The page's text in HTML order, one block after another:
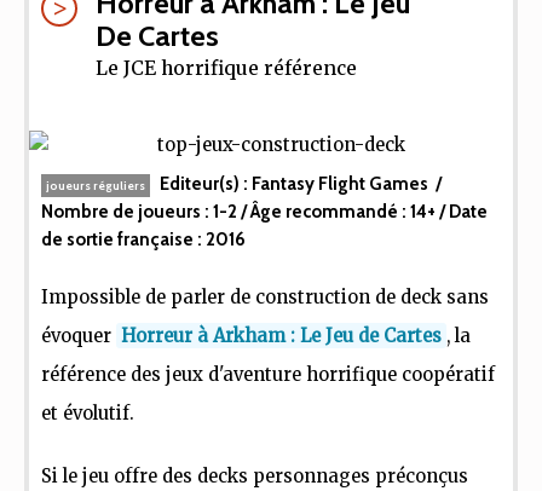
De Cartes
Le JCE horrifique référence
joueurs réguliers Editeur(s) : Fantasy Flight Games /
Nombre de joueurs : 1-2 / Âge recommandé : 14+ / Date
de sortie française : 2016
Impossible de parler de construction de deck sans
évoquer Horreur à Arkham : Le Jeu de Cartes , la
référence des jeux d'aventure horrifique coopératif
et évolutif.
Si le jeu offre des decks personnages préconçus